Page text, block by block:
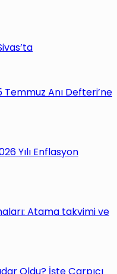
Temmuz Anı Defteri’ne
Yılı Enflasyon
Atama takvimi ve